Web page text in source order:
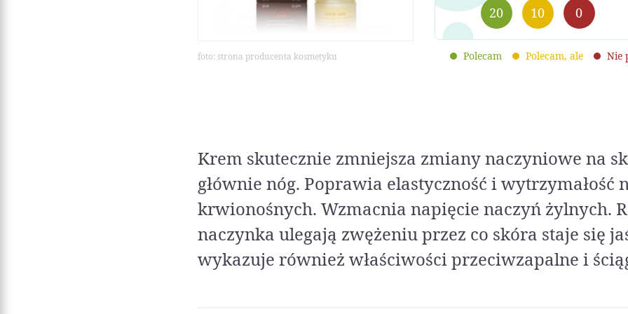
foto: strona producenta kosmetyku
20 10 0
Polecam Polecam, ale Nie
Krem skutecznie zmniejsza zmiany naczyniowe na
głównie nóg. Poprawia elastyczność i wytrzymałość
krwionośnych. Wzmacnia napięcie naczyń żylnych.
naczynka ulegają zwężeniu przez co skóra staje się
wykazuje również właściwości przeciwzapalne i